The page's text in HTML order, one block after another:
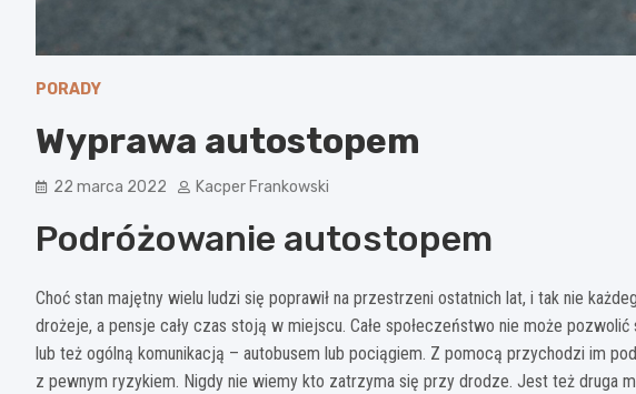
PORADY
Wyprawa autostopem
22 marca 2022 Kacper Frankowski
Podróżowanie autostopem
Choć stan majętny wielu ludzi się poprawił na przestrzeni ostatnich lat, i tak nie
drożeje, a pensje cały czas stoją w miejscu. Całe społeczeństwo nie może
lub też ogólną komunikacją – autobusem lub pociągiem. Z pomocą przychodzi im
z pewnym ryzykiem. Nigdy nie wiemy kto zatrzyma się przy drodze. Jest też druga